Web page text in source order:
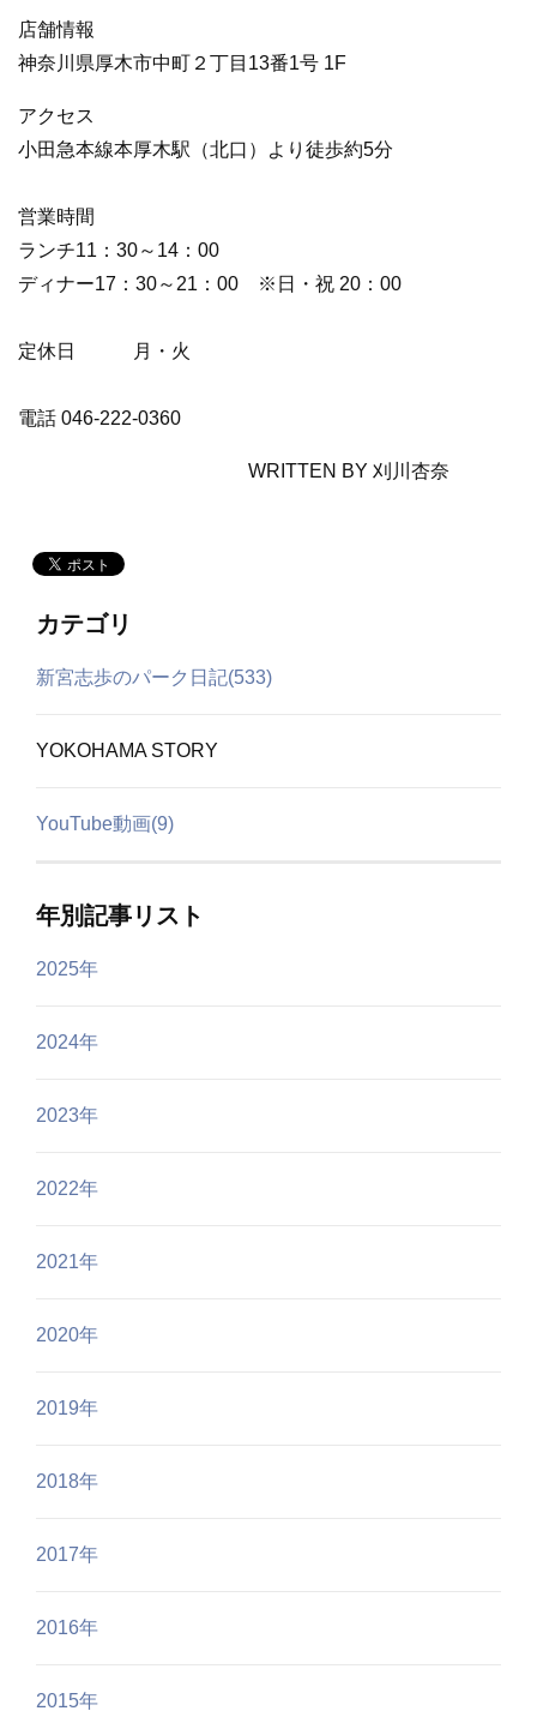
店舗情報
神奈川県厚木市中町２丁目13番1号 1F
アクセス​
小田急本線本厚木駅（北口）より徒歩約5分
営業時間​
ランチ11：30～14：00
ディナー17：30～21：00 ※日・祝 20：00
定休日​​ 月・火
電話​​ 046-222-0360
WRITTEN BY 刈川杏奈
カテゴリ
新宮志歩のパーク日記(533)
YOKOHAMA STORY
YouTube動画(9)
年別記事リスト
2025年
2024年
2023年
2022年
2021年
2020年
2019年
2018年
2017年
2016年
2015年